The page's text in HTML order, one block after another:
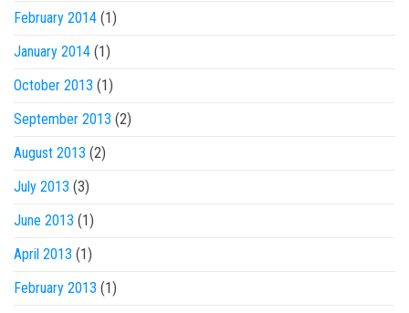
February 2014 (1)
January 2014 (1)
October 2013 (1)
September 2013 (2)
August 2013 (2)
July 2013 (3)
June 2013 (1)
April 2013 (1)
February 2013 (1)